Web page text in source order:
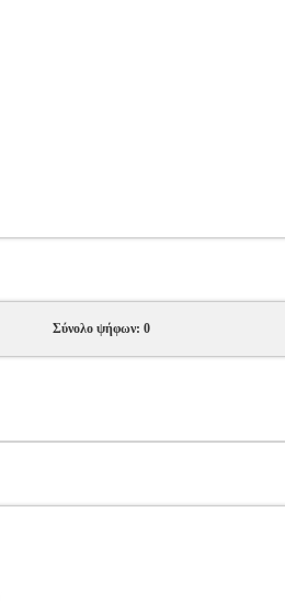
Σύνολο ψήφων: 0